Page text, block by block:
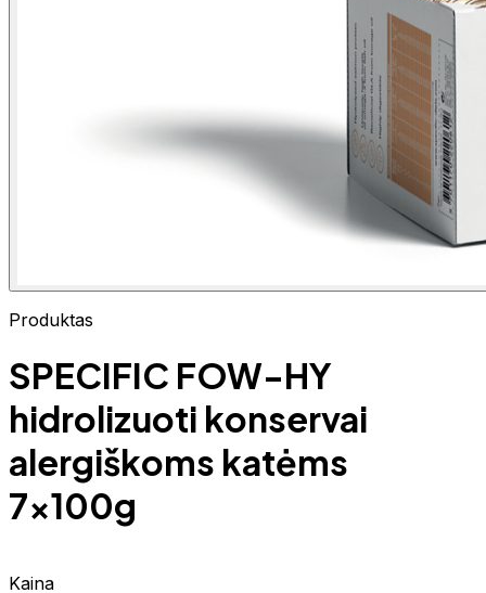
Produktas
SPECIFIC FOW-HY
hidrolizuoti konservai
alergiškoms katėms
7x100g
Kaina